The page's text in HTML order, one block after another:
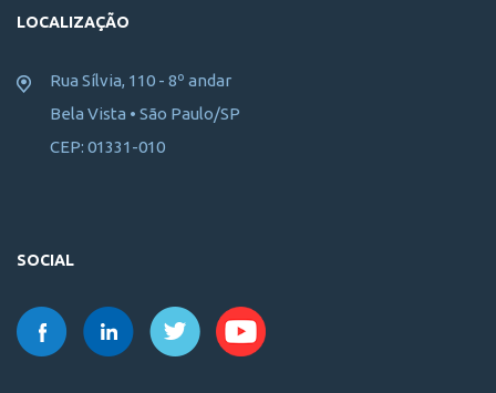
LOCALIZAÇÃO
Rua Sílvia, 110 - 8º andar
Bela Vista • São Paulo/SP
CEP: 01331-010
SOCIAL